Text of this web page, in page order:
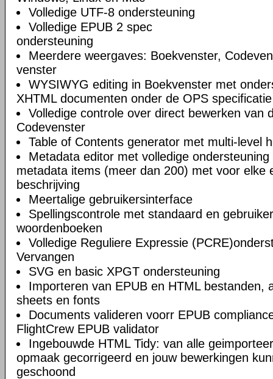
Volledige UTF-8 ondersteuning
Volledige EPUB 2 spec
ondersteuning
Meerdere weergaves: Boekvenster,
venster
WYSIWYG editing in Boekvenster met
XHTML documenten onder de OPS specificatie
Volledige controle over direct bewerken van
Codevenster
Table of Contents generator met multi-level
Metadata editor met volledige
metadata items (meer dan 200) met voor elke
beschrijving
Meertalige gebruikersinterface
Spellingscontrole met standaard en
woordenboeken
Volledige Reguliere Expressie
Vervangen
SVG en basic XPGT ondersteuning
Importeren van EPUB en HTML bestanden,
sheets en fonts
Documents valideren voorr EPUB
FlightCrew EPUB validator
Ingebouwde HTML Tidy: van alle
opmaak gecorrigeerd en jouw bewerkingen
geschoond